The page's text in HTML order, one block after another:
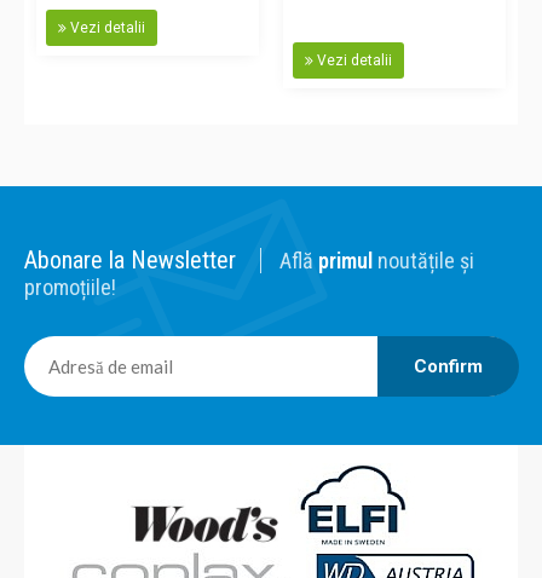
Vezi detalii
Vezi detalii
Abonare la Newsletter Află primul noutățile și
promoțiile!
Confirm